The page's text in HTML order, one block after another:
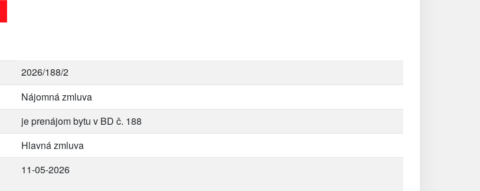
2026/188/2
Nájomná zmluva
je prenájom bytu v BD č. 188
Hlavná zmluva
11-05-2026